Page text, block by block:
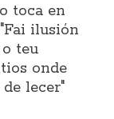
toca en
ilusión
teu
onde
lecer"